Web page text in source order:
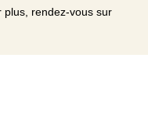
plus, rendez-vous sur